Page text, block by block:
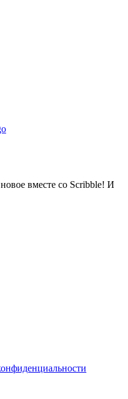
вместе со Scribble! И